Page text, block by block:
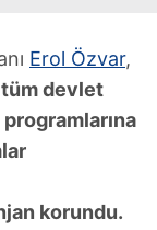
Erol Özvar,
devlet
korundu.